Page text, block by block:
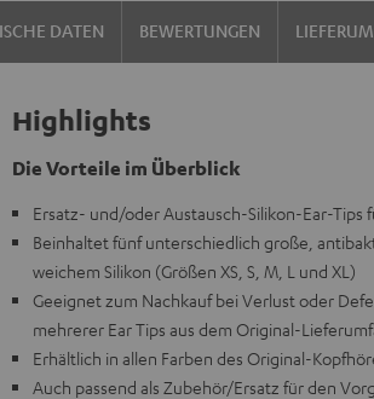
DATEN BEWERTUNGEN
Highlights
Die Vorteile im Überblick
Ersatz- und/oder Austausch-Silikon-Ear-Tips
Beinhaltet fünf unterschiedlich große,
weichem Silikon (Größen XS, S, M, L und XL)
Geeignet zum Nachkauf bei Verlust oder
mehrerer Ear Tips aus dem Original-
Erhältlich in allen Farben des Original-
Auch passend als Zubehör/Ersatz für den